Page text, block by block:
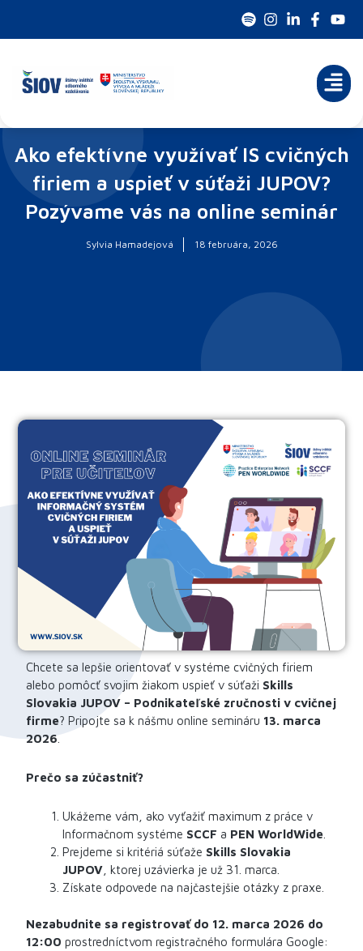
Ako efektívne využívať IS cvičných
firiem a uspieť v súťaži JUPOV?
Pozývame vás na online seminár
Sylvia Hamadejová 18 februára, 2026
Chcete sa lepšie orientovať v systéme cvičných firiem
alebo pomôcť svojim žiakom uspieť v súťaži Skills
Slovakia JUPOV – Podnikateľské zručnosti v cvičnej
firme? Pripojte sa k nášmu online semináru 13. marca
2026
Prečo sa zúčastniť?
Ukážeme vám, ako vyťažiť maximum z práce v
Informačnom systéme SCCF a PEN WorldWide
Prejdeme si kritériá súťaže Skills Slovakia
JUPOV , ktorej uzávierka je už 31. marca.
Získate odpovede na najčastejšie otázky z praxe.
Nezabudnite sa registrovať do 12. marca 2026 do
12:00 prostredníctvom registračného formulára Google: